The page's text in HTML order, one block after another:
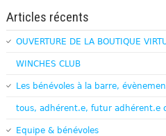
Articles récents
OUVERTURE DE LA BOUTIQUE
WINCHES CLUB
Les bénévoles à la barre,
tous, adhérent.e, futur adhérent.e
Equipe & bénévoles